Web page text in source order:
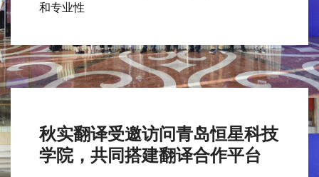
和专业性
秋实翻译受邀访问青岛恒星科技
学院，共同搭建翻译合作平台